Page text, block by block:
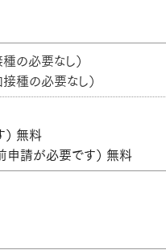
の必要なし）
種の必要なし）
無料
請が必要です） 無料